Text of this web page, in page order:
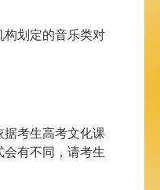
构划定的音乐类对
据考生高考文化课
有不同，请考生